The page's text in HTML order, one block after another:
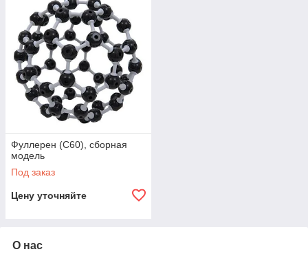
Фуллерен (C60), сборная
модель
Под заказ
Цену уточняйте
О нас